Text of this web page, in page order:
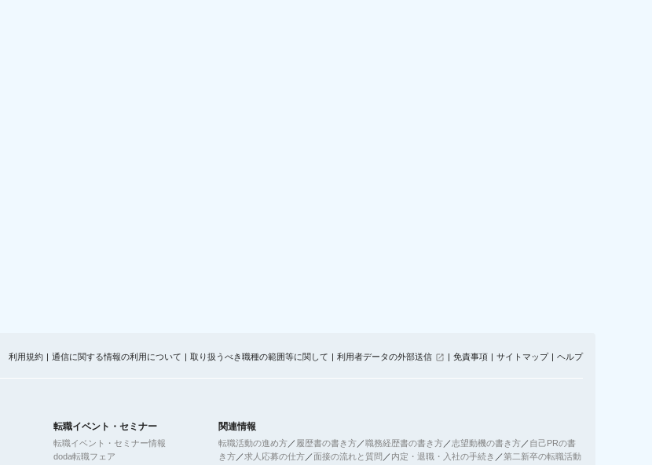
利用規約 通信に関する情報の利用について 取り扱うべき職種の範囲等に関して 利用者データの外部送信 免責事項 サイトマップ ヘルプ
転職イベント・セミナー
転職イベント・セミナー情報
doda転職フェア
関連情報
転職活動の進め方 ／ 履歴書の書き方 ／職務経歴書の書き方 ／志望動機の書き方 ／ 自己PRの書
き方 ／求人応募の仕方 ／面接の流れと質問 ／ 内定・退職・入社の手続き ／第二新卒の転職活動